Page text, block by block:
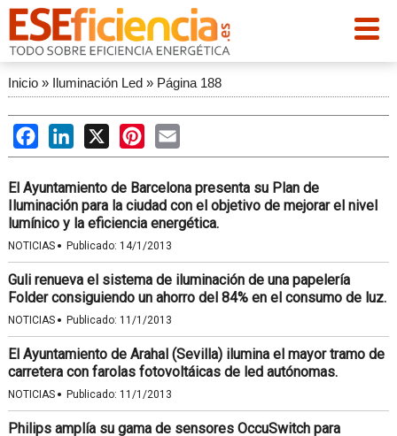
Inicio» Iluminación Led» Página 188
FacebookLinkedIn
X PinterestEmail
El Ayuntamiento de Barcelona presenta su Plan de
Iluminación para la ciudad con el objetivo de mejorar el nivel
lumínico y la eficiencia energética.
NOTICIAS · Publicado: 14/1/2013
Guli renueva el sistema de iluminación de una papelería
Folder consiguiendo un ahorro del 84% en el consumo de luz.
NOTICIAS · Publicado: 11/1/2013
El Ayuntamiento de Arahal (Sevilla) ilumina el mayor tramo de
carretera con farolas fotovoltáicas de led autónomas.
NOTICIAS · Publicado: 11/1/2013
Philips amplía su gama de sensores OccuSwitch para